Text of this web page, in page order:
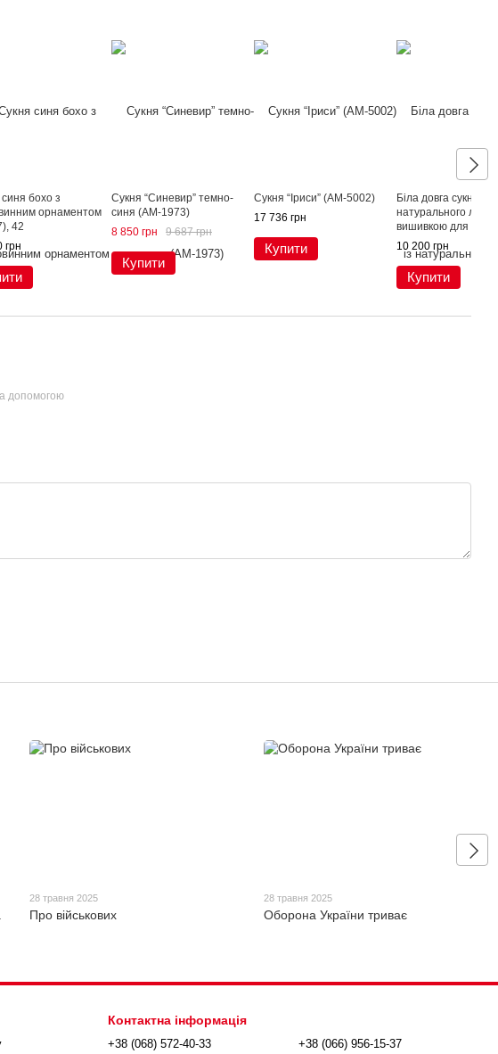
бохо з
орнаментом
42
грн
Сукня “Синевир” темно-
синя (AM-1973)
8 850 грн
9 687 грн
Купити
Сукня “Іриси” (AM-5002)
17 736 грн
Купити
Біла довга сукня
натурального
вишивкою для
031-152-L), 42
10 200 грн
Купити
допомогою
28 травня 2025
Про військових
28 травня 2025
Оборона України триває
Контактна інформація
+38 (068) 572-40-33 +38 (066) 956-15-37